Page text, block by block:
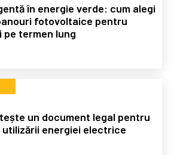
în energie verde: cum alegi
fotovoltaice pentru
pe termen lung
un document legal pentru
energiei electrice